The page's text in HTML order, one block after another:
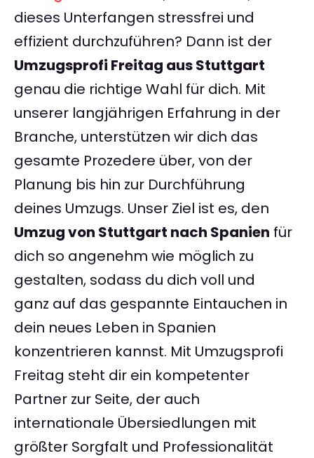
dieses Unterfangen stressfrei und
effizient durchzuführen? Dann ist der
Umzugsprofi Freitag aus Stuttgart
genau die richtige Wahl für dich. Mit
unserer langjährigen Erfahrung in der
Branche, unterstützen wir dich das
gesamte Prozedere über, von der
Planung bis hin zur Durchführung
deines Umzugs. Unser Ziel ist es, den
Umzug von Stuttgart nach Spanien für
dich so angenehm wie möglich zu
gestalten, sodass du dich voll und
ganz auf das gespannte Eintauchen in
dein neues Leben in Spanien
konzentrieren kannst. Mit Umzugsprofi
Freitag steht dir ein kompetenter
Partner zur Seite, der auch
internationale Übersiedlungen mit
größter Sorgfalt und Professionalität